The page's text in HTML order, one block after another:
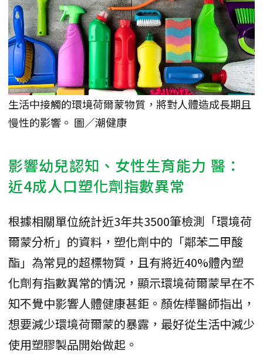
生活中接觸的環境荷爾蒙物質，將對人體造成長期且
慢性的影響。 圖／潮健康
影響幼兒認知、女性生育能力 醫：
近4成人口塑化劑指數異常
根據相關單位統計近3年共3500筆檢測「環境荷
爾蒙分析」的資料，塑化劑中的「鄰苯二甲酸
酯」為常見的超標物質，且有將近40%體內塑
化劑有指數異常的情況，顯示環境荷爾蒙早在不
知不覺中影響人體健康甚鉅。顏佐樺醫師指出，
想要減少環境荷爾蒙的暴露，最好從生活中減少
使用塑膠製品開始做起。